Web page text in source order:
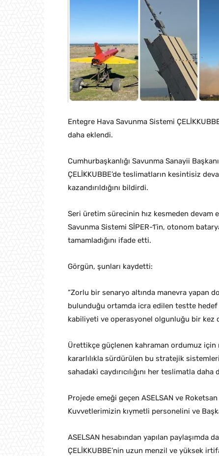
Entegre Hava Savunma Sistemi
daha eklendi.
Cumhurbaşkanlığı Savunma Sanayii
ÇELİKKUBBE’de teslimatların kesintisiz
kazandırıldığını bildirdi.
Seri üretim sürecinin hız kesmeden
Savunma Sistemi SİPER-1’in, otonom
tamamladığını ifade etti.
Görgün, şunları kaydetti:
“Zorlu bir senaryo altında manevra yapan
bulunduğu ortamda icra edilen testte hedef
kabiliyeti ve operasyonel olgunluğu bir kez
Ürettikçe güçlenen kahraman ordumuz
kararlılıkla sürdürülen bu stratejik
sahadaki caydırıcılığını her teslimatla daha
Projede emeği geçen ASELSAN ve
Kuvvetlerimizin kıymetli personelini ve
ASELSAN hesabından yapılan paylaşımda
ÇELİKKUBBE’nin uzun menzil ve yüksek